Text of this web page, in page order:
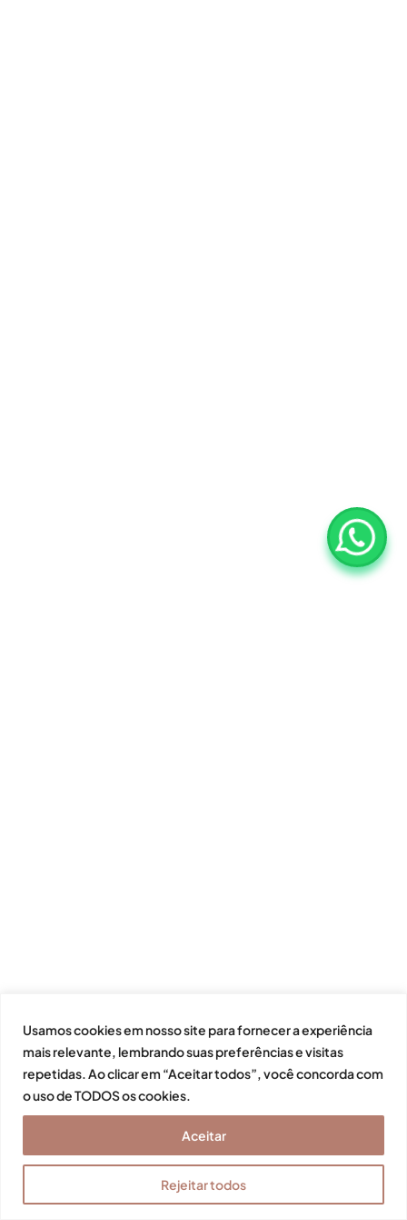
Usamos cookies em nosso site para fornecer a experiência
mais relevante, lembrando suas preferências e visitas
repetidas. Ao clicar em “Aceitar todos”, você concorda com
o uso de TODOS os cookies.
Rejeitar todos
Aceitar